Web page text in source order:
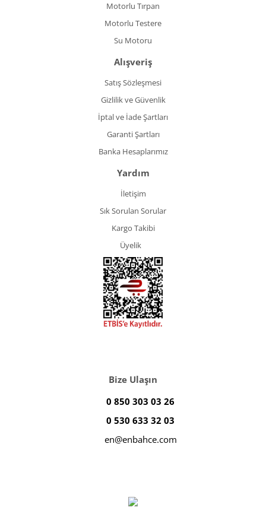
Motorlu Tırpan
Motorlu Testere
Su Motoru
Alışveriş
Satış Sözleşmesi
Gizlilik ve Güvenlik
İptal ve İade Şartları
Garanti Şartları
Banka Hesaplarımız
Yardım
İletişim
Sık Sorulan Sorular
Kargo Takibi
Üyelik
Bize Ulaşın
0 850 303 03 26
0 530 633 32 03
en@enbahce.com